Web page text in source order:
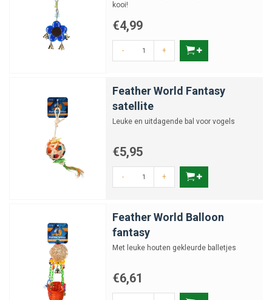
kooi!
€4,99
- +
Feather World Fantasy
satellite
Leuke en uitdagende bal voor vogels
€5,95
- +
Feather World Balloon
fantasy
Met leuke houten gekleurde balletjes
€6,61